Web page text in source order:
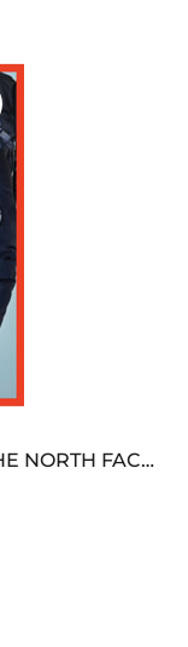
ノースフェイス 偽物 ダウン人気【THE NORTH FACE】M'S 7 SUMMIT HIM...